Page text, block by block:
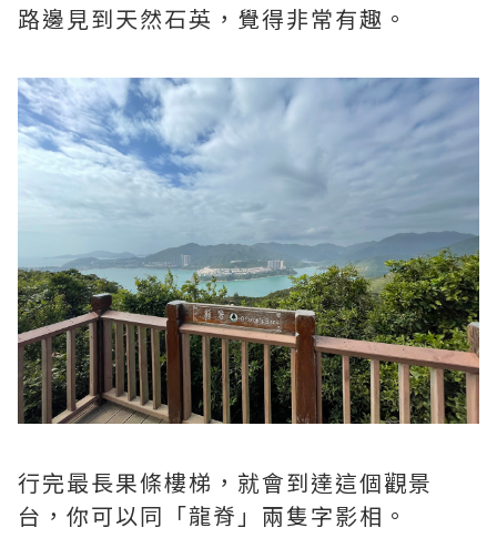
路邊見到天然石英，覺得非常有趣。
行完最長果條樓梯，就會到達這個觀景
台，你可以同「龍脊」兩隻字影相。